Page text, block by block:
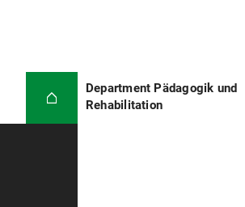
Department Pädagogik und
Rehabilitation